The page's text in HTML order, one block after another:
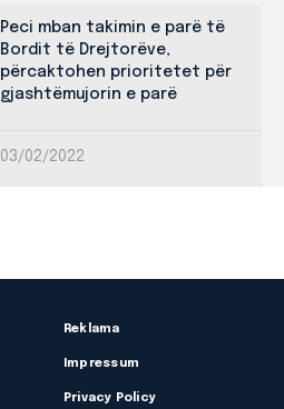
Peci mban takimin e parë të
Bordit të Drejtorëve,
përcaktohen prioritetet për
gjashtëmujorin e parë
03/02/2022
Reklama
Impressum
Privacy Policy